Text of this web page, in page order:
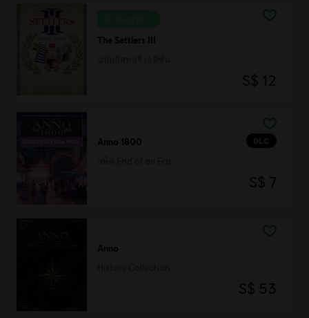
The Settlers III
S$ 12
DLC
Anno 1800
S$ 7
Anno
S$ 53